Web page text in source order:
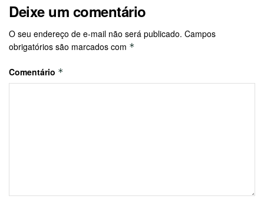
Deixe um comentário
O seu endereço de e-mail não será publicado. Campos
obrigatórios são marcados com *
Comentário *